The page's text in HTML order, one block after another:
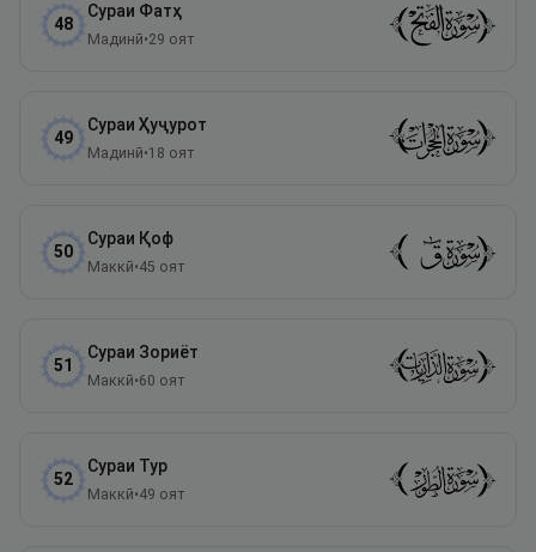
48
Сураи Фатҳ
Мадинӣ•29 оят
49
Сураи Ҳуҷурот
Мадинӣ•18 оят
50
Сураи Қоф
Маккӣ•45 оят
51
Сураи Зориёт
Маккӣ•60 оят
52
Сураи Тур
Маккӣ•49 оят